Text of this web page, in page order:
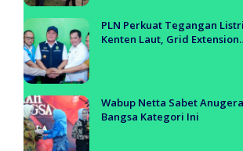
PLN Perkuat Tegangan
Kenten Laut, Grid Extension
Wabup Netta Sabet
Bangsa Kategori Ini